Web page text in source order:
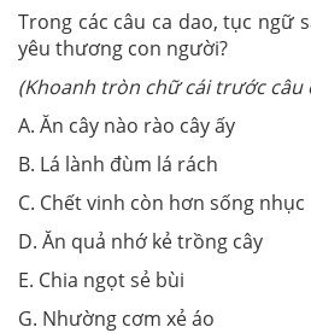
Trong các câu ca dao, tục ngữ
yêu thương con người?
(Khoanh tròn chữ cái trước câu
A. Ăn cây nào rào cây ấy
B. Lá lành đùm lá rách
C. Chết vinh còn hơn sống nhục
D. Ăn quả nhớ kẻ trồng cây
E. Chia ngọt sẻ bùi
G. Nhường cơm xẻ áo